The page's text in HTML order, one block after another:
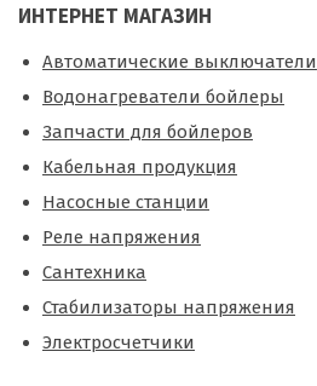
ИНТЕРНЕТ МАГАЗИН
Автоматические выключатели
Водонагреватели бойлеры
Запчасти для бойлеров
Кабельная продукция
Насосные станции
Реле напряжения
Сантехника
Стабилизаторы напряжения
Электросчетчики